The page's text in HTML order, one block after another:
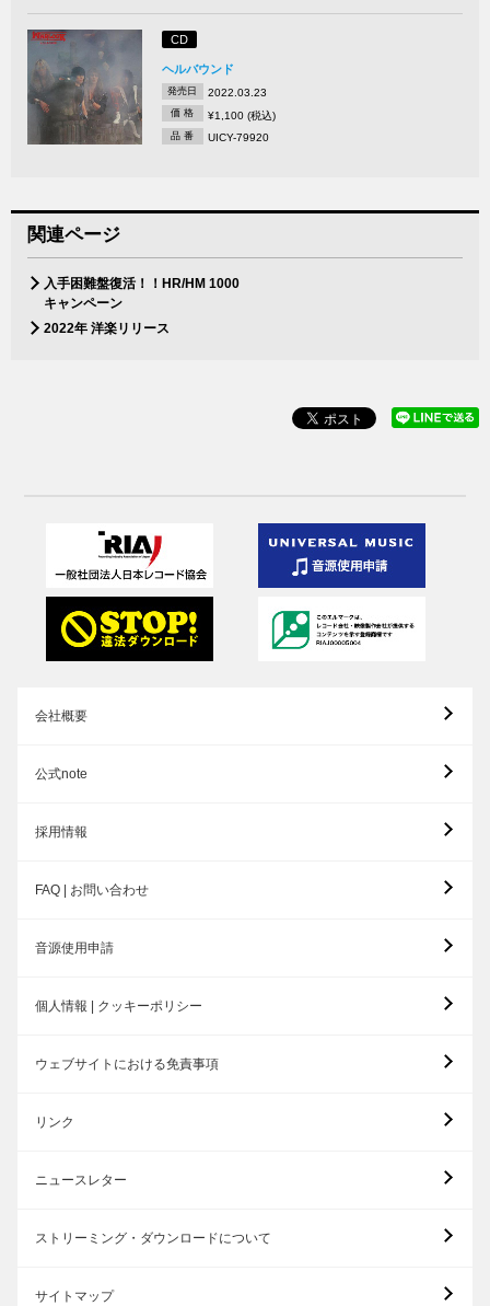
CD
ヘルバウンド
発売日 2022.03.23
価 格 ¥1,100 (税込)
品 番 UICY-79920
関連ページ
入手困難盤復活！！HR/HM 1000
キャンペーン
2022年 洋楽リリース
会社概要
公式note
採用情報
FAQ | お問い合わせ
音源使用申請
個人情報 | クッキーポリシー
ウェブサイトにおける免責事項
リンク
ニュースレター
ストリーミング・ダウンロードについて
サイトマップ